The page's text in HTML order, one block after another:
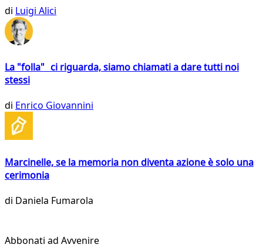
di Luigi Alici
La "folla" ci riguarda, siamo chiamati a dare tutti noi
stessi
di Enrico Giovannini
Marcinelle, se la memoria non diventa azione è solo una
cerimonia
di Daniela Fumarola
Abbonati ad Avvenire